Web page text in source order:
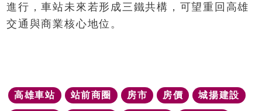
進行，車站未來若形成三鐵共構，可望重回高雄
交通與商業核心地位。
高雄車站 站前商圈 房市 房價 城揚建設